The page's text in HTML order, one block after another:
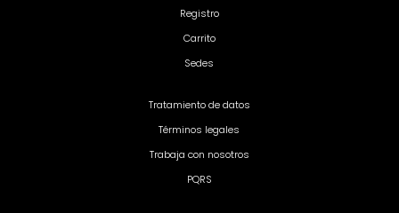
Registro
Carrito
Sedes
Tratamiento de datos
Términos legales
Trabaja con nosotros
PQRS